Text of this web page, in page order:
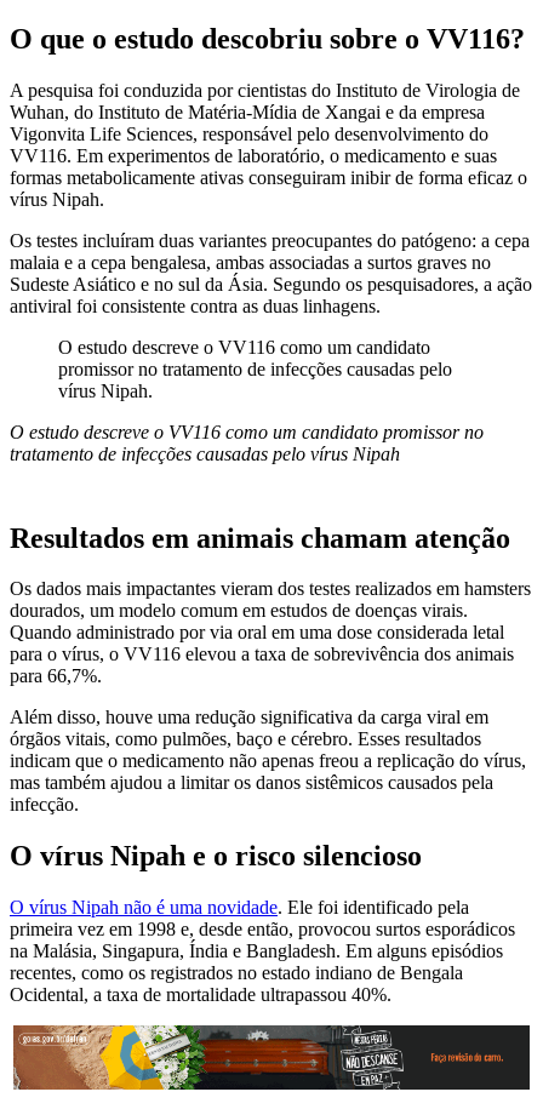
O que o estudo descobriu sobre o VV116?
A pesquisa foi conduzida por cientistas do Instituto de Virologia de
Wuhan, do Instituto de Matéria-Mídia de Xangai e da empresa
Vigonvita Life Sciences, responsável pelo desenvolvimento do
VV116. Em experimentos de laboratório, o medicamento e suas
formas metabolicamente ativas conseguiram inibir de forma eficaz o
vírus Nipah.
Os testes incluíram duas variantes preocupantes do patógeno: a cepa
malaia e a cepa bengalesa, ambas associadas a surtos graves no
Sudeste Asiático e no sul da Ásia. Segundo os pesquisadores, a ação
antiviral foi consistente contra as duas linhagens.
O estudo descreve o VV116 como um candidato
promissor no tratamento de infecções causadas pelo
vírus Nipah.
O estudo descreve o VV116 como um candidato promissor no
tratamento de infecções causadas pelo vírus Nipah
Resultados em animais chamam atenção
Os dados mais impactantes vieram dos testes realizados em hamsters
dourados, um modelo comum em estudos de doenças virais.
Quando administrado por via oral em uma dose considerada letal
para o vírus, o VV116 elevou a taxa de sobrevivência dos animais
para 66,7%.
Além disso, houve uma redução significativa da carga viral em
órgãos vitais, como pulmões, baço e cérebro. Esses resultados
indicam que o medicamento não apenas freou a replicação do vírus,
mas também ajudou a limitar os danos sistêmicos causados pela
infecção.
O vírus Nipah e o risco silencioso
O vírus Nipah não é uma novidade. Ele foi identificado pela
primeira vez em 1998 e, desde então, provocou surtos esporádicos
na Malásia, Singapura, Índia e Bangladesh. Em alguns episódios
recentes, como os registrados no estado indiano de Bengala
Ocidental, a taxa de mortalidade ultrapassou 40%.